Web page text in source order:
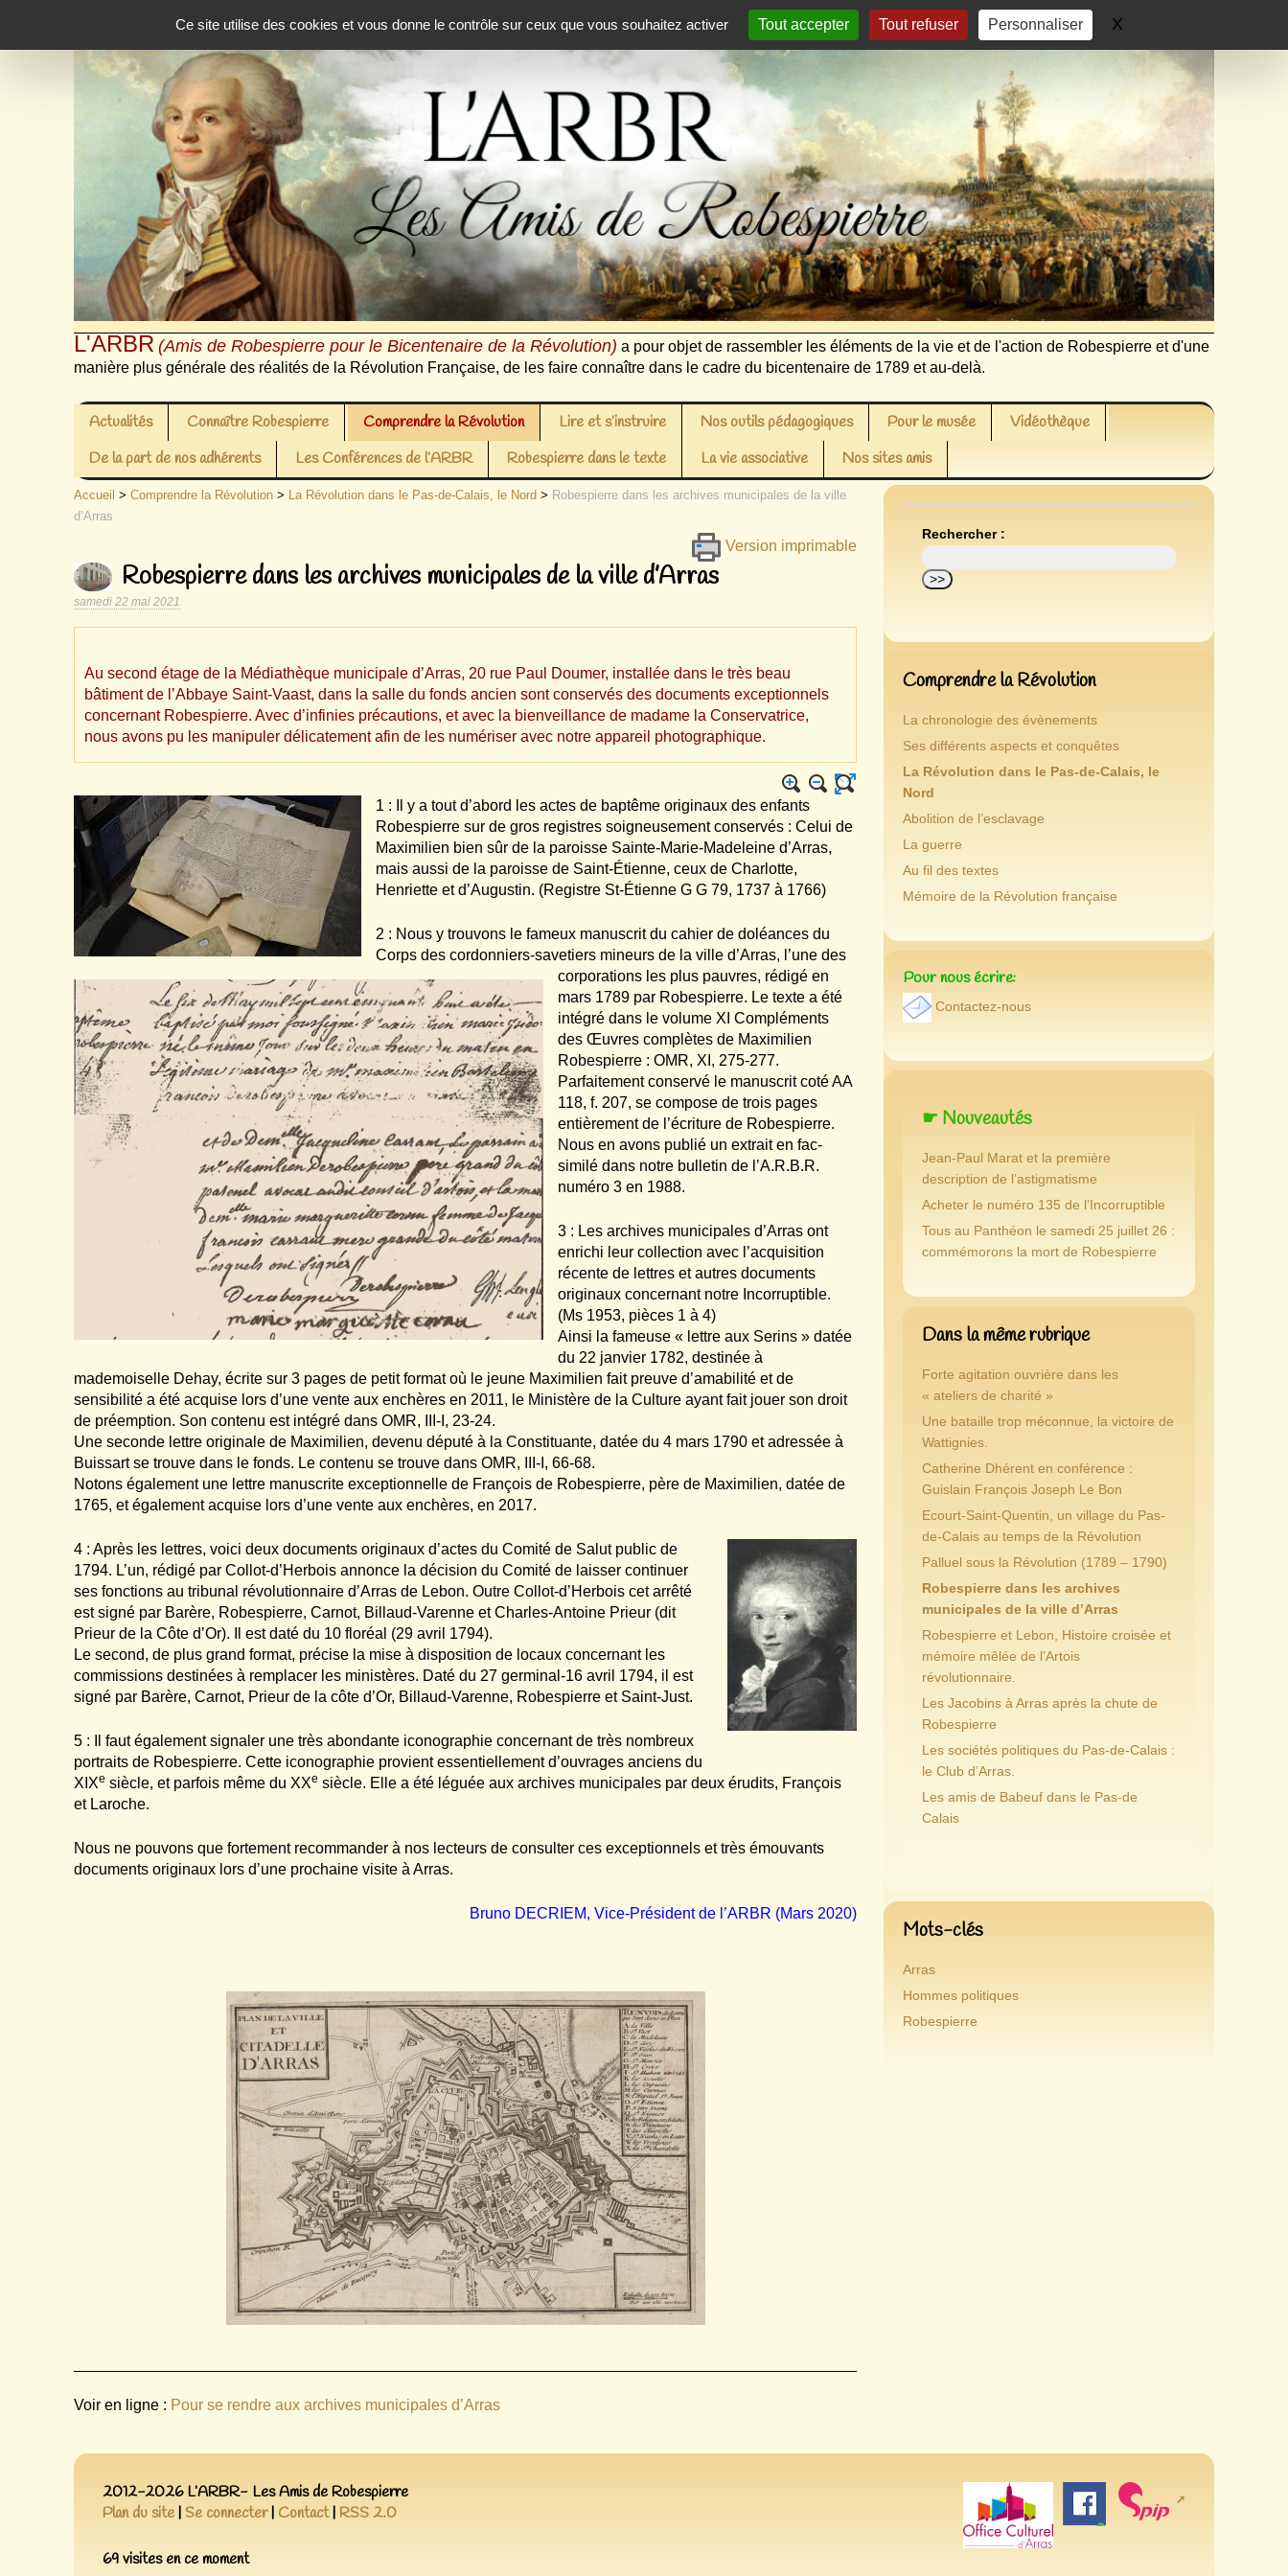
Ce site utilise des cookies et vous donne le contrôle sur ceux que vous souhaitez activer
Tout accepter Tout refuser Personnaliser X
L'ARBR (Amis de Robespierre pour le Bicentenaire de la Révolution) a pour objet de rassembler les éléments de la vie et de l'action de Robespierre et d'une
manière plus générale des réalités de la Révolution Française, de les faire connaître dans le cadre du bicentenaire de 1789 et au-delà.
Actualités Connaître Robespierre Comprendre la Révolution Lire et s’instruire Nos outils pédagogiques Pour le musée
Vidéothèque
De la part de nos adhérents
Les Conférences de l’ARBR Robespierre dans le texte La vie associative Nos sites amis
Accueil >Comprendre la Révolution > La Révolution dans le Pas-de-Calais, le Nord > Robespierre dans les archives municipales de la ville
d’Arras
Version imprimable
Robespierre dans les archives municipales de la ville d’Arras
samedi 22 mai 2021
Au second étage de la Médiathèque municipale d’Arras, 20 rue Paul Doumer, installée dans le très beau
bâtiment de l’Abbaye Saint-Vaast, dans la salle du fonds ancien sont conservés des documents exceptionnels
concernant Robespierre. Avec d’infinies précautions, et avec la bienveillance de madame la Conservatrice,
nous avons pu les manipuler délicatement afin de les numériser avec notre appareil photographique.
1 : Il y a tout d’abord les actes de baptême originaux des enfants
Robespierre sur de gros registres soigneusement conservés : Celui de
Maximilien bien sûr de la paroisse Sainte-Marie-Madeleine d’Arras,
mais aussi de la paroisse de Saint-Étienne, ceux de Charlotte,
Henriette et d’Augustin. (Registre St-Étienne G G 79, 1737 à 1766)
2 : Nous y trouvons le fameux manuscrit du cahier de doléances du
Corps des cordonniers-savetiers mineurs de la ville d’Arras, l’une des
corporations les plus pauvres, rédigé en
mars 1789 par Robespierre. Le texte a été
intégré dans le volume XI Compléments
des Œuvres complètes de Maximilien
Robespierre : OMR, XI, 275-277.
Parfaitement conservé le manuscrit coté AA
118, f. 207, se compose de trois pages
entièrement de l’écriture de Robespierre.
Nous en avons publié un extrait en fac-
similé dans notre bulletin de l’A.R.B.R.
numéro 3 en 1988.
3 : Les archives municipales d’Arras ont
enrichi leur collection avec l’acquisition
récente de lettres et autres documents
originaux concernant notre Incorruptible.
(Ms 1953, pièces 1 à 4)
Ainsi la fameuse « lettre aux Serins » datée
du 22 janvier 1782, destinée à
mademoiselle Dehay, écrite sur 3 pages de petit format où le jeune Maximilien fait preuve d’amabilité et de
sensibilité a été acquise lors d’une vente aux enchères en 2011, le Ministère de la Culture ayant fait jouer son droit
de préemption. Son contenu est intégré dans OMR, III-I, 23-24.
Une seconde lettre originale de Maximilien, devenu député à la Constituante, datée du 4 mars 1790 et adressée à
Buissart se trouve dans le fonds. Le contenu se trouve dans OMR, III-I, 66-68.
Notons également une lettre manuscrite exceptionnelle de François de Robespierre, père de Maximilien, datée de
1765, et également acquise lors d’une vente aux enchères, en 2017.
4 : Après les lettres, voici deux documents originaux d’actes du Comité de Salut public de
1794. L’un, rédigé par Collot-d’Herbois annonce la décision du Comité de laisser continuer
ses fonctions au tribunal révolutionnaire d’Arras de Lebon. Outre Collot-d’Herbois cet arrêté
est signé par Barère, Robespierre, Carnot, Billaud-Varenne et Charles-Antoine Prieur (dit
Prieur de la Côte d’Or). Il est daté du 10 floréal (29 avril 1794).
Le second, de plus grand format, précise la mise à disposition de locaux concernant les
commissions destinées à remplacer les ministères. Daté du 27 germinal-16 avril 1794, il est
signé par Barère, Carnot, Prieur de la côte d’Or, Billaud-Varenne, Robespierre et Saint-Just.
5 : Il faut également signaler une très abondante iconographie concernant de très nombreux
portraits de Robespierre. Cette iconographie provient essentiellement d’ouvrages anciens du
XIXe siècle, et parfois même du XXe siècle. Elle a été léguée aux archives municipales par deux érudits, François
et Laroche.
Nous ne pouvons que fortement recommander à nos lecteurs de consulter ces exceptionnels et très émouvants
documents originaux lors d’une prochaine visite à Arras.
Bruno DECRIEM, Vice-Président de l’ARBR (Mars 2020)
Voir en ligne : Pour se rendre aux archives municipales d’Arras
Rechercher :
Comprendre la Révolution
La chronologie des évènements
Ses différents aspects et conquêtes
La Révolution dans le Pas-de-Calais, le
Nord
Abolition de l’esclavage
La guerre
Au fil des textes
Mémoire de la Révolution française
Pour nous écrire:
Contactez-nous
☛ Nouveautés
Jean-Paul Marat et la première
description de l’astigmatisme
Acheter le numéro 135 de l’Incorruptible
Tous au Panthéon le samedi 25 juillet 26 :
commémorons la mort de Robespierre
Dans la même rubrique
Forte agitation ouvrière dans les
« ateliers de charité »
Une bataille trop méconnue, la victoire de
Wattignies.
Catherine Dhérent en conférence :
Guislain François Joseph Le Bon
Ecourt-Saint-Quentin, un village du Pas-
de-Calais au temps de la Révolution
Palluel sous la Révolution (1789 – 1790)
Robespierre dans les archives
municipales de la ville d’Arras
Robespierre et Lebon, Histoire croisée et
mémoire mêlée de l’Artois
révolutionnaire.
Les Jacobins à Arras après la chute de
Robespierre
Les sociétés politiques du Pas-de-Calais :
le Club d’Arras.
Les amis de Babeuf dans le Pas-de
Calais
Mots-clés
Arras
Hommes politiques
Robespierre
2012-2026 L’ARBR- Les Amis de Robespierre
Plan du site Se connecter| Contact| RSS 2.0
69 visites en ce moment